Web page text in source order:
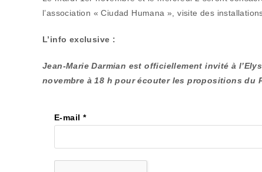
l’association « Ciudad Humana », visite des
L’info exclusive :
Jean-Marie Darmian est officiellement invité à
novembre à 18 h pour écouter les propositions
E-mail *